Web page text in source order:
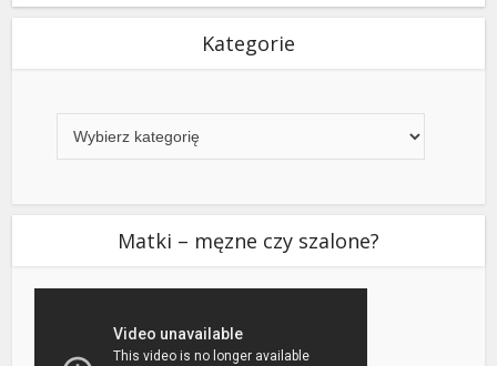
Kategorie
Matki – męzne czy szalone?